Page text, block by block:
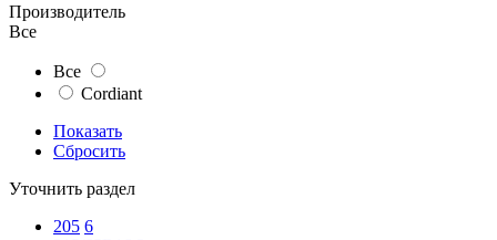
Производитель
Все
Все
Cordiant
Показать
Сбросить
Уточнить раздел
205 6